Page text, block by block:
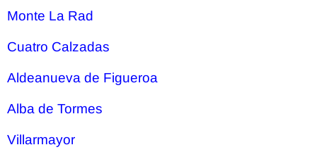
Monte La Rad
Cuatro Calzadas
Aldeanueva de Figueroa
Alba de Tormes
Villarmayor